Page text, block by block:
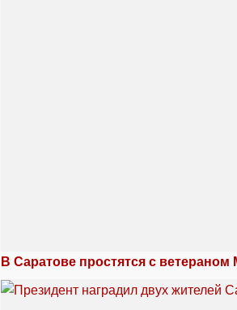
В Саратове простятся с